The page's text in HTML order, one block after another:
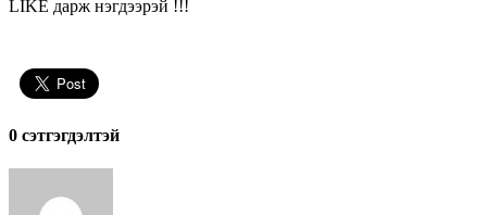
LIKE дарж нэгдээрэй !!!
0 cэтгэгдэлтэй